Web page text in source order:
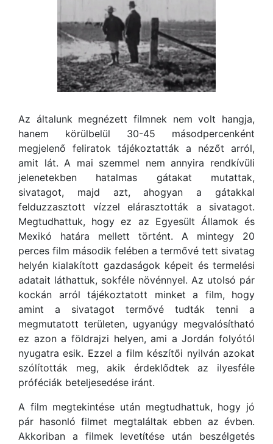
Az általunk megnézett filmnek nem volt hangja,
hanem körülbelül 30-45 másodpercenként
megjelenő feliratok tájékoztatták a nézőt arról,
amit lát. A mai szemmel nem annyira rendkívüli
jelenetekben hatalmas gátakat mutattak,
sivatagot, majd azt, ahogyan a gátakkal
felduzzasztott vízzel elárasztották a sivatagot.
Megtudhattuk, hogy ez az Egyesült Államok és
Mexikó határa mellett történt. A mintegy 20
perces film második felében a termővé tett sivatag
helyén kialakított gazdaságok képeit és termelési
adatait láthattuk, sokféle növénnyel. Az utolsó pár
kockán arról tájékoztatott minket a film, hogy
amint a sivatagot termővé tudták tenni a
megmutatott területen, ugyanúgy megvalósítható
ez azon a földrajzi helyen, ami a Jordán folyótól
nyugatra esik. Ezzel a film készítői nyilván azokat
szólították meg, akik érdeklődtek az ilyesféle
próféciák beteljesedése iránt.
A film megtekintése után megtudhattuk, hogy jó
pár hasonló filmet megtaláltak ebben az évben.
Akkoriban a filmek levetítése után beszélgetés